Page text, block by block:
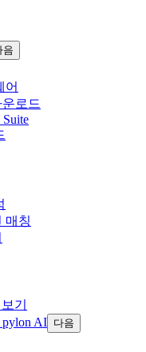
음
어
로드
매칭
기
AI 다음